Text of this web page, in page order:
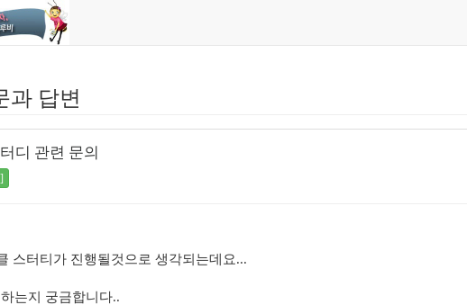
과 답변
디 관련 문의
스터티가 진행될것으로 생각되는데요...
는지 궁금합니다..